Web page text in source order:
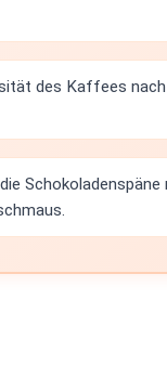
des Kaffees
Schokoladenspäne